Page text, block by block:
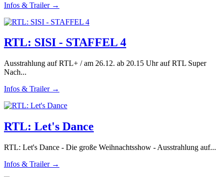
Infos & Trailer →
RTL: SISI - STAFFEL 4
Ausstrahlung auf RTL+ / am 26.12. ab 20.15 Uhr auf RTL Super
Nach...
Infos & Trailer →
RTL: Let's Dance
RTL: Let's Dance - Die große Weihnachtsshow - Ausstrahlung auf...
Infos & Trailer →